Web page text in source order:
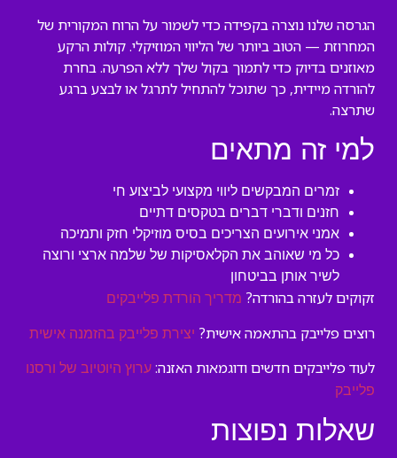
הגרסה שלנו נוצרה בקפידה כדי לשמור על הרוח המקורית של
המחרוזת — הטוב ביותר של הליווי המוזיקלי. קולות הרקע
מאוזנים בדיוק כדי לתמוך בקול שלך ללא הפרעה. בחרת
להורדה מיידית, כך שתוכל להתחיל לתרגל או לבצע ברגע
שתרצה.
למי זה מתאים
זמרים המבקשים ליווי מקצועי לביצוע חי
חזנים ודברי דברים בטקסים דתיים
אמני אירועים הצריכים בסיס מוזיקלי חזק ותמיכה
כל מי שאוהב את הקלאסיקות של שלמה ארצי ורוצה
לשיר אותן בביטחון
זקוקים לעזרה בהורדה? מדריך הורדת פלייבקים
רוצים פלייבק בהתאמה אישית? יצירת פלייבק בהזמנה אישית
לעוד פלייבקים חדשים ודוגמאות האזנה: ערוץ היוטיוב של ורסנו
פלייבק
שאלות נפוצות